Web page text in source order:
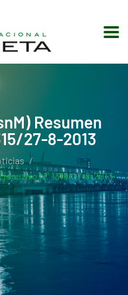
Resumen
27-8-2013
N° 1315/27-8-2013